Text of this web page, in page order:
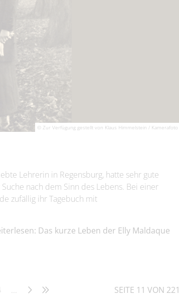
© Zur Verfügung gestellt von Klaus Himmelstein / Kamerafoto
Lehrerin in Regensburg, hatte sehr gute
nach dem Sinn des Lebens. Bei einer
zufällig ihr Tagebuch mit
Das kurze Leben der Elly Maldaque
SEITE 11 VON 221
...